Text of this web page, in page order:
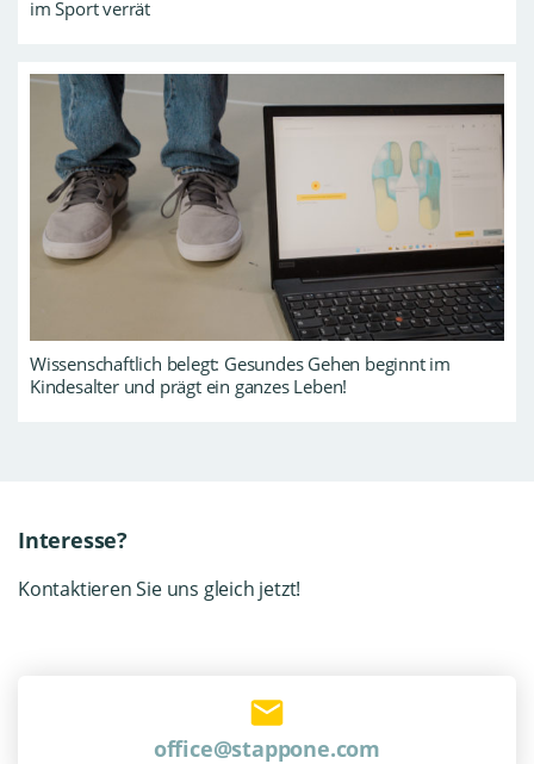
im Sport verrät
Wissenschaftlich belegt: Gesundes Gehen beginnt im
Kindesalter und prägt ein ganzes Leben!
Interesse?
Kontaktieren Sie uns gleich jetzt!
office@stappone.com